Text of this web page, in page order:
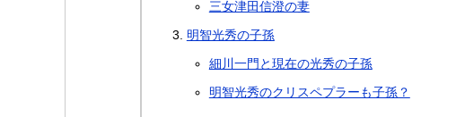
三女津田信澄の妻
明智光秀の子孫
細川一門と現在の光秀の子孫
明智光秀のクリスペプラーも子孫？